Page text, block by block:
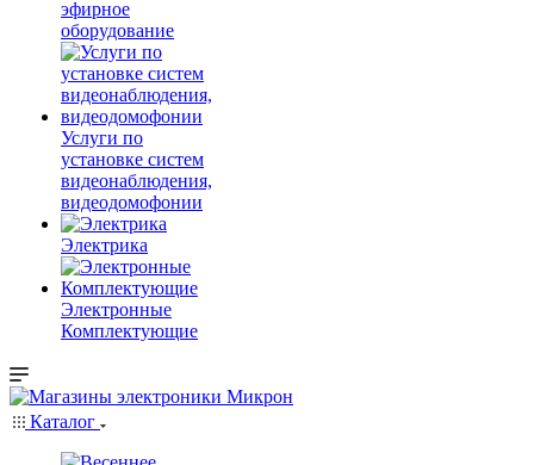
эфирное
оборудование
Услуги по
установке систем
видеонаблюдения,
видеодомофонии
Электрика
Электронные
Комплектующие
Каталог